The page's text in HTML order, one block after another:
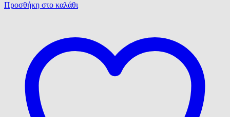
Προσθήκη στο καλάθι